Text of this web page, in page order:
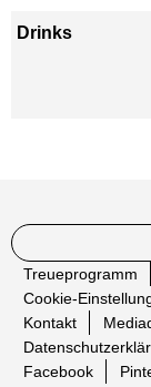
Drinks
Treueprogramm
Cookie-
Kontakt
Facebook